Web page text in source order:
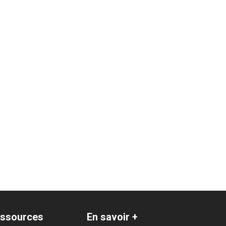
En savoir +